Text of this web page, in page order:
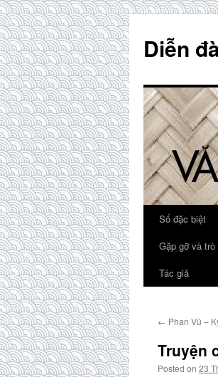
content
Diễn
Số đặc biệt
Gặp gỡ và
Tác giả
← Phan Vũ –
Truyện
Posted on 23